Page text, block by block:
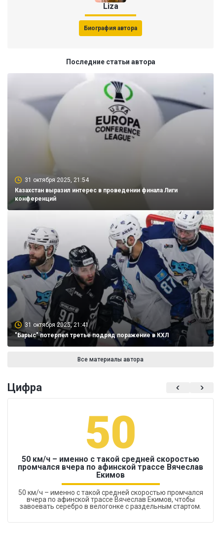
Liza
Биография автора
Последние статьи автора
31 октября 2025, 21:54
Казахстан выразил интерес в проведении финала Лиги
конференций
31 октября 2025, 21:41
"Барыс" потерпел третье подряд поражение в КХЛ
Все материалы автора
Цифра
50
50 км/ч – именно с такой средней скоростью
промчался вчера по афинской трассе Вячеслав
Екимов
50 км/ч – именно с такой средней скоростью промчался
вчера по афинской трассе Вячеслав Екимов, чтобы
завоевать серебро в велогонке с раздельным стартом.